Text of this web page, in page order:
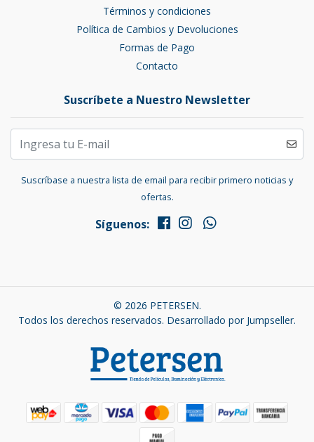
Términos y condiciones
Política de Cambios y Devoluciones
Formas de Pago
Contacto
Suscríbete a Nuestro Newsletter
Suscríbase a nuestra lista de email para recibir primero noticias y
ofertas.
Síguenos:
© 2026 PETERSEN.
Todos los derechos reservados. Desarrollado por Jumpseller.